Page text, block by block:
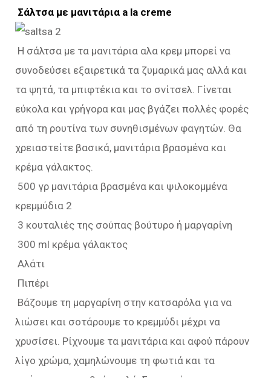
Σάλτσα με μανιτάρια a la creme
Η σάλτσα με τα μανιτάρια αλα κρεμ μπορεί να
συνοδεύσει εξαιρετικά τα ζυμαρικά μας αλλά και
τα ψητά, τα μπιφτέκια και το σνίτσελ. Γίνεται
εύκολα και γρήγορα και μας βγάζει πολλές φορές
από τη ρουτίνα των συνηθισμένων φαγητών. Θα
χρειαστείτε βασικά, μανιτάρια βρασμένα και
κρέμα γάλακτος.
500 γρ μανιτάρια βρασμένα και ψιλοκομμένα
κρεμμύδια 2
3 κουταλιές της σούπας βούτυρο ή μαργαρίνη
300 ml κρέμα γάλακτος
Αλάτι
Πιπέρι
Βάζουμε τη μαργαρίνη στην κατσαρόλα για να
λιώσει και σοτάρουμε το κρεμμύδι μέχρι να
χρυσίσει. Ρίχνουμε τα μανιτάρια και αφού πάρουν
λίγο χρώμα, χαμηλώνουμε τη φωτιά και τα